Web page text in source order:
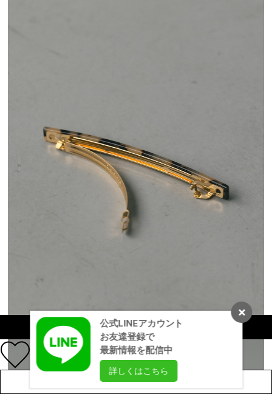
カラーを選択する（フリーサイズ）
店舗在庫を見る
公式LINEアカウント
お友達登録で
最新情報を配信中
詳しくはこちら